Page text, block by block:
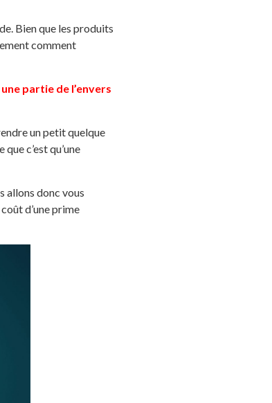
Bien que les produits
comment
partie de l’envers
un petit quelque
c’est qu’une
allons donc vous
d’une prime